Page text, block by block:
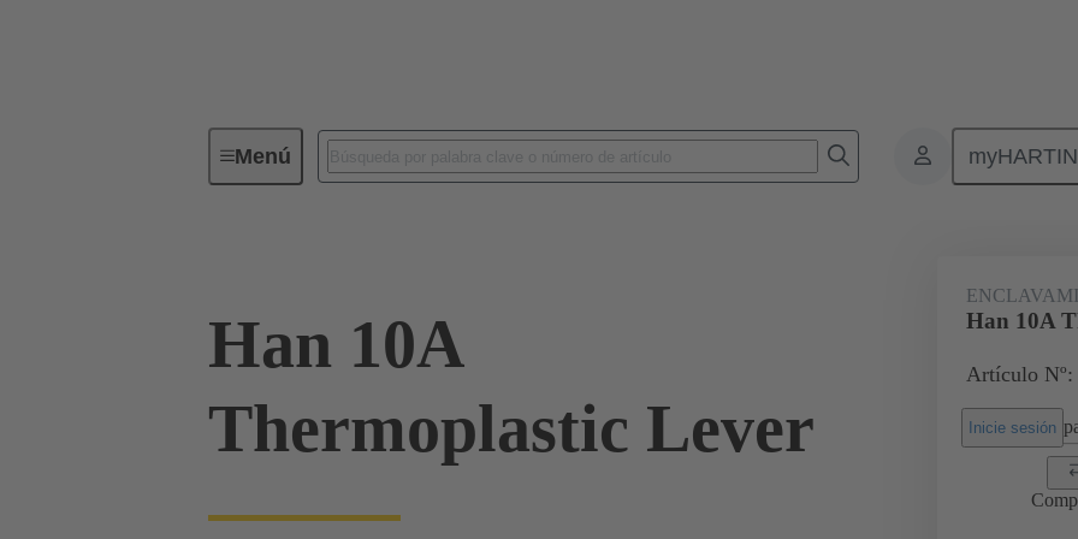
MenúConectores industriales / Han® Accesorios Sistemas de
Han 10A
Thermoplastic Lever
Han 10A
Artículo Nº:
Inicie sesión